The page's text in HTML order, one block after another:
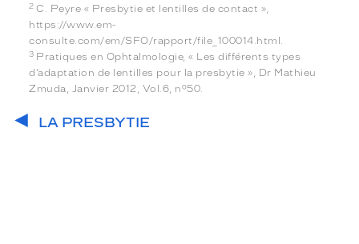
2 C. Peyre « Presbytie et lentilles de contact »,
https://www.em-
consulte.com/em/SFO/rapport/file_100014.html.
3 Pratiques en Ophtalmologie, « Les différents types
d’adaptation de lentilles pour la presbytie », Dr Mathieu
Zmuda, Janvier 2012, Vol.6, n°50.
LA PRESBYTIE